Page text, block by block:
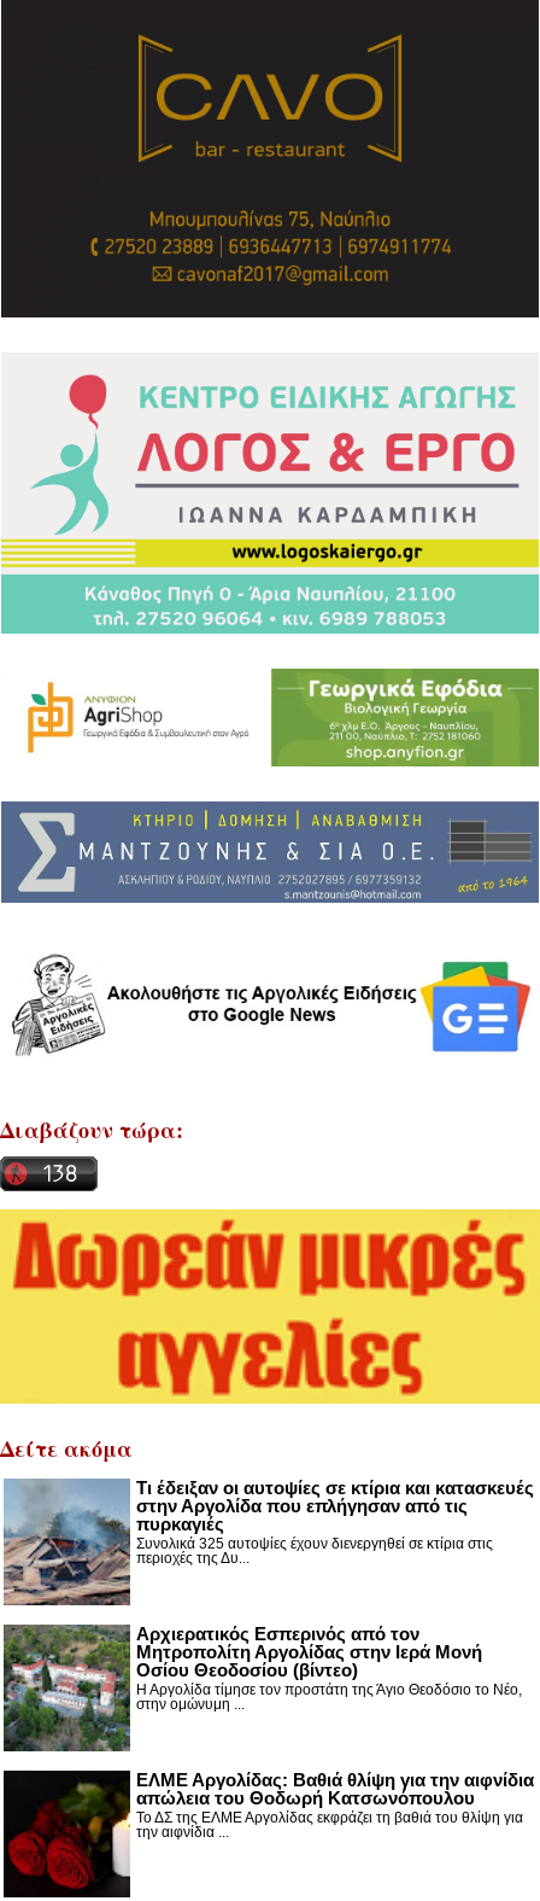
Διαβάζουν τώρα:
Δείτε ακόμα
Τι έδειξαν οι αυτοψίες σε κτίρια και κατασκευές
στην Αργολίδα που επλήγησαν από τις
πυρκαγιές
Συνολικά 325 αυτοψίες έχουν διενεργηθεί σε κτίρια στις
περιοχές της Δυ...
Αρχιερατικός Εσπερινός από τον
Μητροπολίτη Αργολίδας στην Ιερά Μονή
Οσίου Θεοδοσίου (βίντεο)
Η Αργολίδα τίμησε τον προστάτη της Άγιο Θεοδόσιο το Νέο,
στην ομώνυμη ...
ΕΛΜΕ Αργολίδας: Βαθιά θλίψη για την αιφνίδια
απώλεια του Θοδωρή Κατσωνόπουλου
Το ΔΣ της ΕΛΜΕ Αργολίδας εκφράζει τη βαθιά του θλίψη για
την αιφνίδια ...